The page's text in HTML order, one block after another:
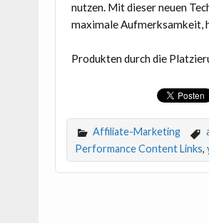
nutzen. Mit dieser neuen
maximale Aufmerksamkeit,
Produkten durch die
Affiliate-Marketing
Performance Content Links,